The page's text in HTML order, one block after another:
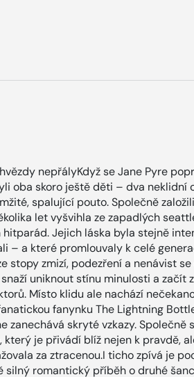
nepřályKdyž se Jane Pyre
oba skoro ještě děti – dva neklidní
spalující pouto. Společně
let vyšvihla ze zapadlých
Jejich láska byla stejně
– a které promlouvaly k celé
stopy zmizí, podezření a nenávist
uniknout stínu minulosti a začít
Místo klidu ale nachází
fanynku The Lightning
zanechává skryté vzkazy. Společně
je přivádí blíž nejen k pravdě,
za ztracenou.I ticho zpívá je
silný romantický příběh o druhé